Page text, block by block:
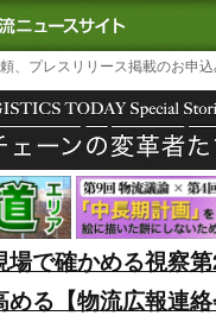
｜国内最大の物流
、プレスリリース掲載のお申
で確かめる視察
る【物流広報連